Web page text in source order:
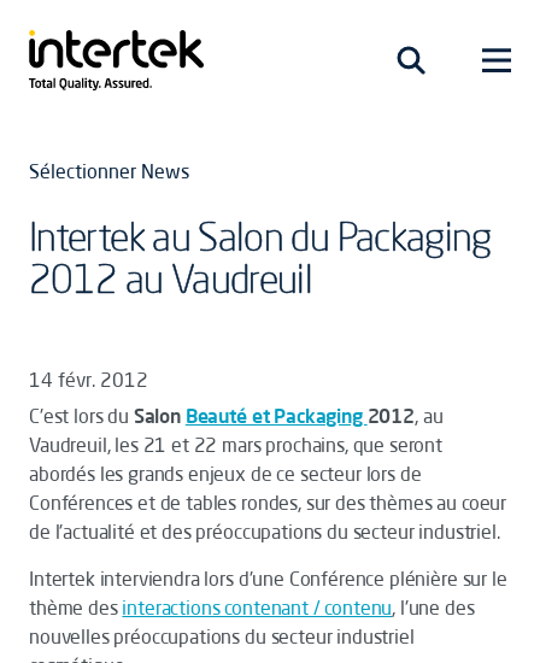
Sélectionner News
Intertek au Salon du Packaging
2012 au Vaudreuil
14 févr. 2012
C'est lors du Salon Beauté et Packaging 2012, au
Vaudreuil, les 21 et 22 mars prochains, que seront
abordés les grands enjeux de ce secteur lors de
Conférences et de tables rondes, sur des thèmes au coeur
de l'actualité et des préoccupations du secteur industriel.
Intertek interviendra lors d'une Conférence plénière sur le
thème des interactions contenant / contenu, l'une des
nouvelles préoccupations du secteur industriel